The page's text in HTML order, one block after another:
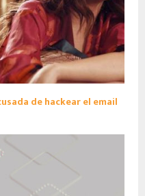
de hackear el email